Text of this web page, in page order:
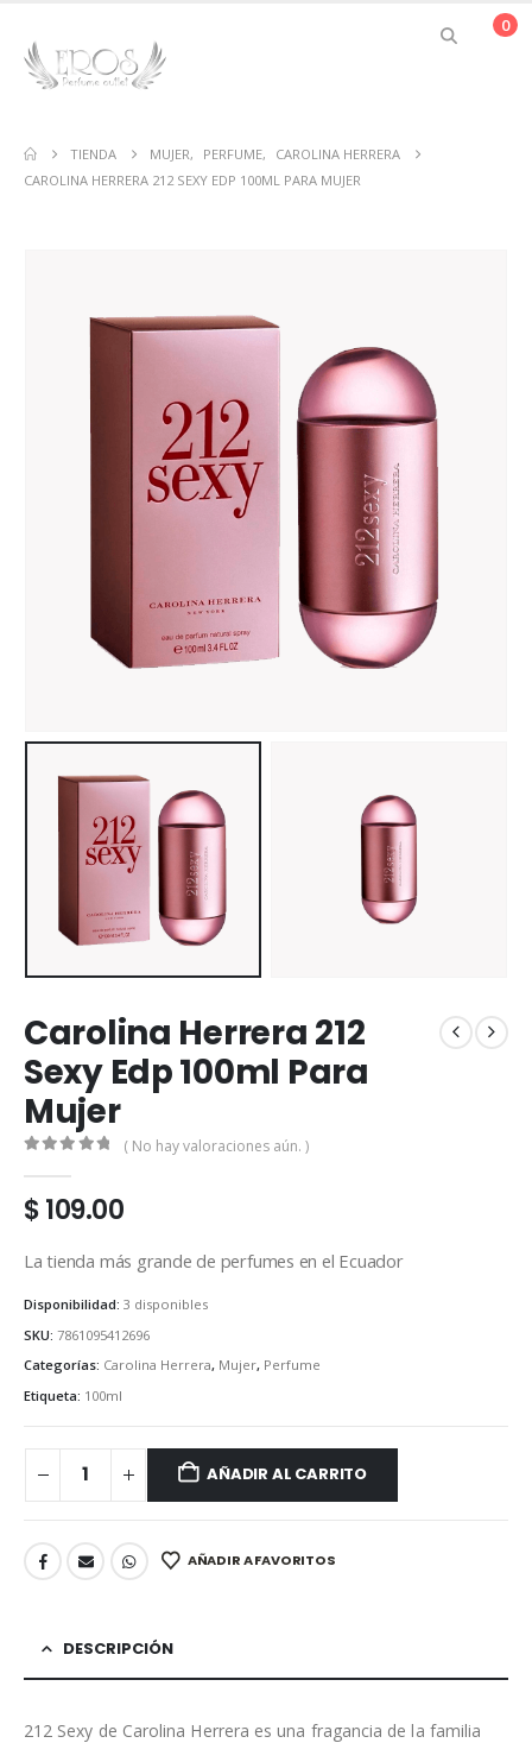
0
TIENDA MUJER, PERFUME,
CAROLINA HERRERA
CAROLINA HERRERA 212 SEXY EDP 100ML PARA MUJER
Carolina Herrera 212
Sexy Edp 100ml Para
Mujer
( No hay valoraciones aún. )
$109.00
La tienda más grande de perfumes en el Ecuador
Disponibilidad: 3 disponibles
SKU: 7861095412696
Categorías: Carolina Herrera, Mujer, Perfume
Etiqueta: 100ml
AÑADIR AL CARRITO
AÑADIR A FAVORITOS
DESCRIPCIÓN
212 Sexy de Carolina Herrera es una fragancia de la familia